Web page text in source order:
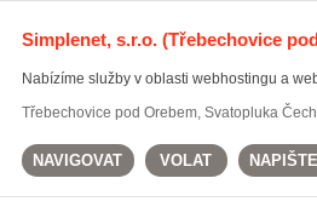
Simplenet, s.r.o.(Třebechovice
Nabízíme služby v oblasti webhostingu a
Třebechovice pod Orebem, Svatopluka
NAVIGOVAT VOLAT